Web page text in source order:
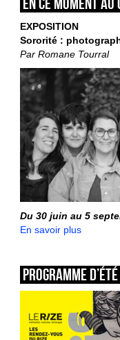
EXPOSITION
Sororité :
Par Romane Tourral
Du 30 juin au 5
En savoir plus
Programme